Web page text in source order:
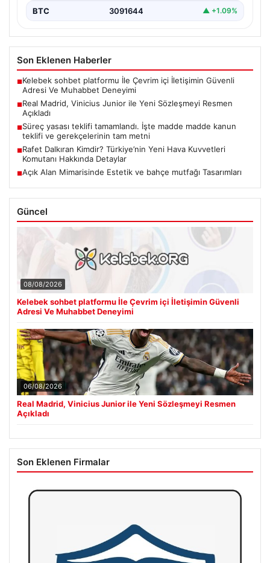
BTC 3091644 ▲ +1.09%
Son Eklenen Haberler
■Kelebek sohbet platformu İle Çevrim içi İletişimin Güvenli
Adresi Ve Muhabbet Deneyimi
■Real Madrid, Vinicius Junior ile Yeni Sözleşmeyi Resmen
Açıkladı
■Süreç yasası teklifi tamamlandı. İşte madde madde kanun
teklifi ve gerekçelerinin tam metni
■Rafet Dalkıran Kimdir? Türkiye’nin Yeni Hava Kuvvetleri
Komutanı Hakkında Detaylar
■Açık Alan Mimarisinde Estetik ve bahçe mutfağı Tasarımları
Güncel
08/08/2026
Kelebek sohbet platformu İle Çevrim içi İletişimin Güvenli
Adresi Ve Muhabbet Deneyimi
06/08/2026
Real Madrid, Vinicius Junior ile Yeni Sözleşmeyi Resmen
Açıkladı
Son Eklenen Firmalar